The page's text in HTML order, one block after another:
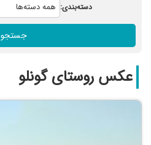
دسته‌بندی:
جستجو
عکس روستای گونلو